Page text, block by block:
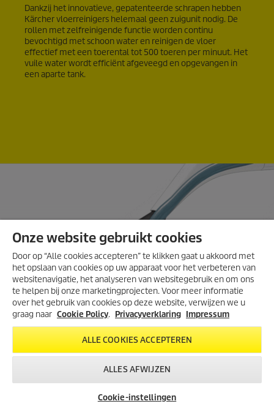
ONTDEK DE NIEUWE
COMFORT RANGE!
De nieuwe Comfort Range-
haspel, een 4-in-1 spuitlans en
knoopvrije slang. Sneller schoon,
minder moeite.
BESTEL NU!
Dankzij het innovatieve, gepatenteerde schrapen hebben
Kärcher vloerreinigers helemaal geen zuigunit nodig. De
rollen met zelfreinigende functie worden continu
bevochtigd met schoon water en reinigen de vloer
effectief met een toerental tot 500 toeren per minuut. Het
vuile water wordt efficiënt afgeveegd en opgevangen in
een aparte tank.
Onze website gebruikt cookies
Door op “Alle cookies accepteren” te klikken gaat u akkoord met
het opslaan van cookies op uw apparaat voor het verbeteren van
websitenavigatie, het analyseren van websitegebruik en om ons
te helpen bij onze marketingprojecten. Voor meer informatie
over het gebruik van cookies op deze website, verwijzen we u
graag naar Cookie Policy. Privacyverklaring Impressum
ALLE COOKIES ACCEPTEREN
ALLES AFWIJZEN
Cookie-instellingen